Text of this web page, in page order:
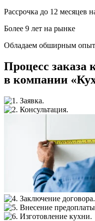
Рассрочка до 12 месяцев
Более 9 лет на рынке
Обладаем обширным
Процесс заказа
в компании